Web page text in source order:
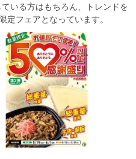
いる方はもちろん、トレンドを
定フェアとなっています。